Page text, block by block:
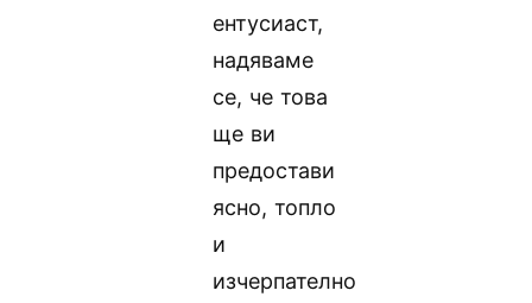
ентусиаст,
надяваме
се, че това
ще ви
предостави
ясно, топло
и
изчерпателно